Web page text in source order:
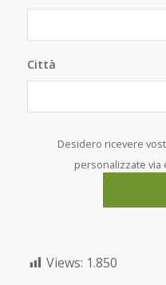
Città
Desidero ricevere
personalizzate via
Views: 1.850